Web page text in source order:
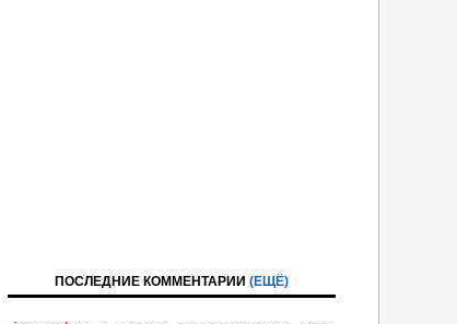
ПОСЛЕДНИЕ КОММЕНТАРИИ (ЕЩЁ)